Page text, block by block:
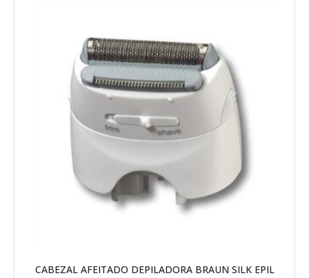
CABEZAL AFEITADO DEPILADORA BRAUN SILK EPIL